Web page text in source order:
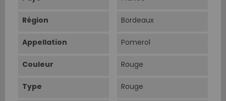
Région Bordeaux
Appellation Pomerol
Couleur Rouge
Type Rouge